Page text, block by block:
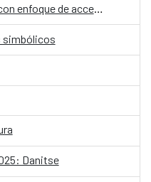
Procesos de gestión cultural con enfoque de accesibilidad
simbólicos
Danitse